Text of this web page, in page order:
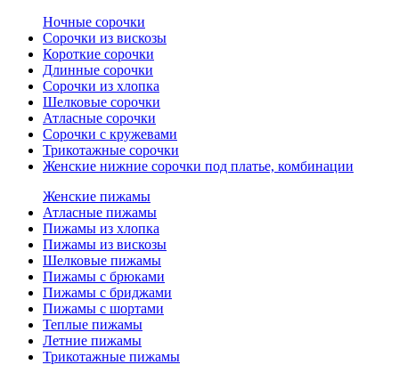
Ночные сорочки
Сорочки из вискозы
Короткие сорочки
Длинные сорочки
Сорочки из хлопка
Шелковые сорочки
Атласные сорочки
Сорочки с кружевами
Трикотажные сорочки
Женские нижние сорочки под платье, комбинации
Женские пижамы
Атласные пижамы
Пижамы из хлопка
Пижамы из вискозы
Шелковые пижамы
Пижамы с брюками
Пижамы с бриджами
Пижамы с шортами
Теплые пижамы
Летние пижамы
Трикотажные пижамы